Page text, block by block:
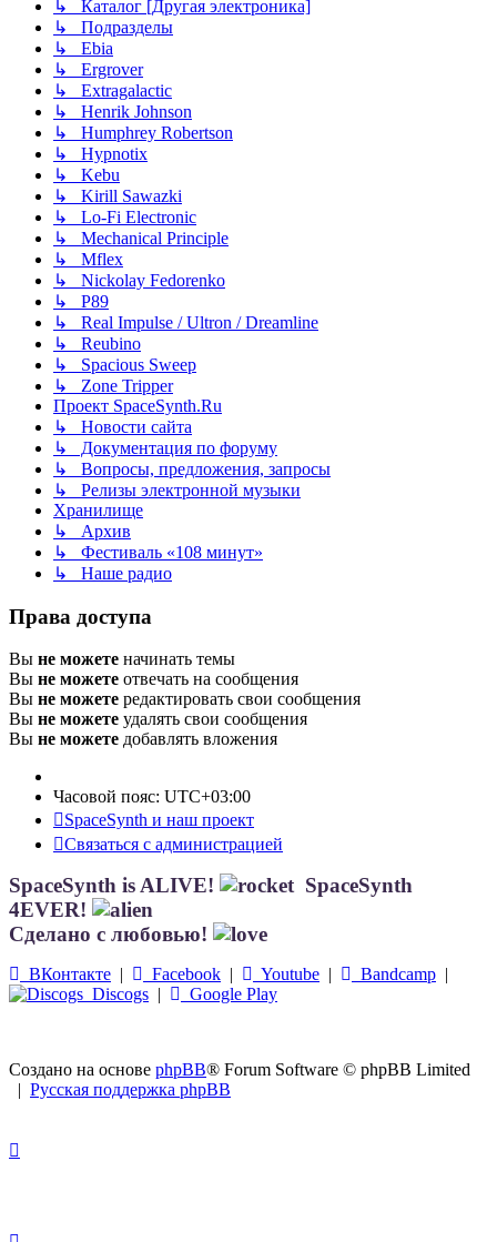
↳ Каталог [Другая электроника]
↳ Подразделы
↳ Ebia
↳ Ergrover
↳ Extragalactic
↳ Henrik Johnson
↳ Humphrey Robertson
↳ Hypnotix
↳ Kebu
↳ Kirill Sawazki
↳ Lo-Fi Electronic
↳ Mechanical Principle
↳ Mflex
↳ Nickolay Fedorenko
↳ P89
↳ Real Impulse / Ultron / Dreamline
↳ Reubino
↳ Spacious Sweep
↳ Zone Tripper
Проект SpaceSynth.Ru
↳ Новости сайта
↳ Документация по форуму
↳ Вопросы, предложения, запросы
↳ Релизы электронной музыки
Хранилище
↳ Архив
↳ Фестиваль «108 минут»
↳ Наше радио
Права доступа
Вы не можете начинать темы
Вы не можете отвечать на сообщения
Вы не можете редактировать свои сообщения
Вы не можете удалять свои сообщения
Вы не можете добавлять вложения
Часовой пояс: UTC+03:00
SpaceSynth и наш проект
Связаться с администрацией
SpaceSynth is ALIVE!
SpaceSynth
4EVER!
Сделано с любовью!
ВКонтакте | Facebook | Youtube | Bandcamp |
Discogs | Google Play
Создано на основе phpBB® Forum Software © phpBB Limited
| Русская поддержка phpBB